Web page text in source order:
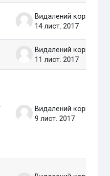
14 лист. 2017
11 лист. 2017
9 лист. 2017